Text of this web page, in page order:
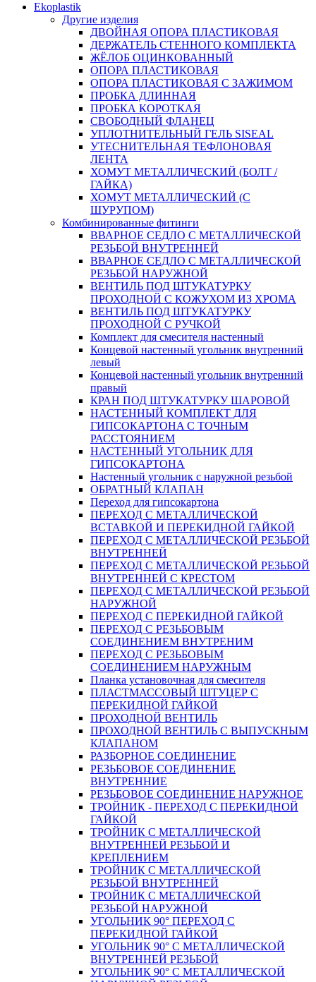
Ekoplastik
Другие изделия
ДВОЙНАЯ ОПОРА ПЛАСТИКОВАЯ
ДЕРЖАТЕЛЬ СТЕННОГО КОМПЛЕКТА
ЖЁЛОБ ОЦИНКОВАННЫЙ
ОПОРА ПЛАСТИКОВАЯ
ОПОРА ПЛАСТИКОВАЯ С ЗАЖИМОМ
ПРОБКА ДЛИННАЯ
ПРОБКА КОРОТКАЯ
СВОБОДНЫЙ ФЛАНЕЦ
УПЛОТНИТЕЛЬНЫЙ ГЕЛЬ SISEAL
УТЕСНИТЕЛЬНАЯ ТЕФЛОНОВАЯ
ЛЕНТА
ХОМУТ МЕТАЛЛИЧЕСКИЙ (БОЛТ /
ГАЙКА)
ХОМУТ МЕТАЛЛИЧЕСКИЙ (С
ШУРУПОМ)
Комбинированные фитинги
ВВАРНОЕ СЕДЛО С МЕТАЛЛИЧЕСКОЙ
РЕЗЬБОЙ ВНУТРЕННЕЙ
ВВАРНОЕ СЕДЛО С МЕТАЛЛИЧЕСКОЙ
РЕЗЬБОЙ НАРУЖНОЙ
ВЕНТИЛЬ ПОД ШТУКАТУРКУ
ПРОХОДНОЙ С КОЖУХОМ ИЗ ХРОМА
ВЕНТИЛЬ ПОД ШТУКАТУРКУ
ПРОХОДНОЙ С РУЧКОЙ
Комплект для смесителя настенный
Концевой настенный угольник внутренний
левый
Концевой настенный угольник внутренний
правый
КРАН ПОД ШТУКАТУРКУ ШАРОВОЙ
НАСТЕННЫЙ КОМПЛЕКТ ДЛЯ
ГИПСОКАРТОНA С ТОЧНЫМ
РАССТОЯНИЕМ
НАСТЕННЫЙ УГОЛЬНИК ДЛЯ
ГИПСОКАРТОНА
Настенный угольник с наружной резьбой
ОБРАТНЫЙ КЛАПАН
Переход для гипсокартона
ПЕРЕХОД С МЕТАЛЛИЧЕСКОЙ
ВСТАВКОЙ И ПЕРЕКИДНОЙ ГАЙКОЙ
ПЕРЕХОД С МЕТАЛЛИЧЕСКОЙ РЕЗЬБОЙ
ВНУТРЕННЕЙ
ПЕРЕХОД С МЕТАЛЛИЧЕСКОЙ РЕЗЬБОЙ
ВНУТРЕННЕЙ С КРЕСТОМ
ПЕРЕХОД С МЕТАЛЛИЧЕСКОЙ РЕЗЬБОЙ
НАРУЖНОЙ
ПЕРЕХОД С ПЕРЕКИДНОЙ ГАЙКОЙ
ПЕРЕХОД С РЕЗЬБОВЫМ
СОЕДИНЕНИЕМ ВНУТРЕНИМ
ПЕРЕХОД С РЕЗЬБОВЫМ
СОЕДИНЕНИЕМ НАРУЖНЫМ
Планка установочная для смесителя
ПЛАСТМАССОВЫЙ ШТУЦЕР С
ПЕРЕКИДНОЙ ГАЙКОЙ
ПРОХОДНОЙ ВЕНТИЛЬ
ПРОХОДНОЙ ВЕНТИЛЬ С ВЫПУСКНЫМ
КЛАПАНОМ
РАЗБОРНОЕ СОЕДИНЕНИЕ
РЕЗЬБОВОЕ СОЕДИНЕНИЕ
ВНУТРЕННИЕ
РЕЗЬБОВОЕ СОЕДИНЕНИЕ НАРУЖНОЕ
ТРОЙНИК - ПЕРЕХОД С ПЕРЕКИДНОЙ
ГАЙКОЙ
ТРОЙНИК С МЕТАЛЛИЧЕСКОЙ
ВНУТРЕННЕЙ РЕЗЬБОЙ И
КРЕПЛЕНИЕМ
ТРОЙНИК С МЕТАЛЛИЧЕСКОЙ
РЕЗЬБОЙ ВНУТРЕННЕЙ
ТРОЙНИК С МЕТАЛЛИЧЕСКОЙ
РЕЗЬБОЙ НАРУЖНОЙ
УГОЛЬНИК 90° ПЕРЕХОД С
ПЕРЕКИДНОЙ ГАЙКОЙ
УГОЛЬНИК 90° С МЕТАЛЛИЧЕСКОЙ
ВНУТРЕННEЙ РЕЗЬБОЙ
УГОЛЬНИК 90° С МЕТАЛЛИЧЕСКОЙ